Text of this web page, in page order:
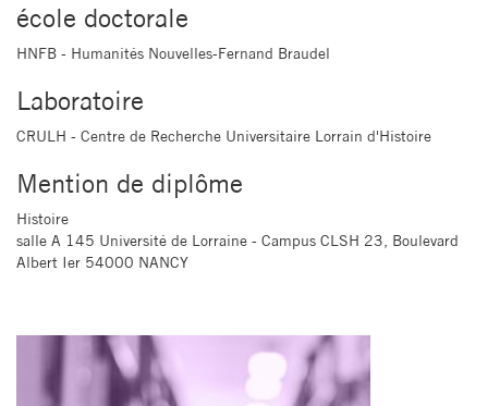
école doctorale
HNFB - Humanités Nouvelles-Fernand Braudel
Laboratoire
CRULH - Centre de Recherche Universitaire Lorrain d'Histoire
Mention de diplôme
Histoire
salle A 145 Université de Lorraine - Campus CLSH 23, Boulevard
Albert Ier 54000 NANCY